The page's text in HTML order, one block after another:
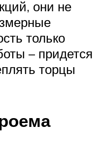
они не
только
– придется
торцы